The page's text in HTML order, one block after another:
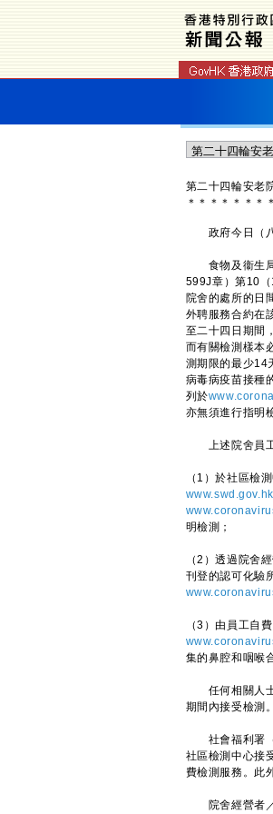
第二十四輪安老
＊ ＊ ＊ ＊ ＊ ＊ ＊ ＊
政府今日（八
食物及衞生局
599J章）第10
院舍的處所的日
外聘服務合約在
至二十四日期間
而有關檢測樣本
測期限的最少14
病毒病疫苗接種
列於
亦無須進行指明
上述院舍員工
（1）於社區檢
明檢測；
（2）透過院舍
刊登的認可化驗
（3）由員工自
集的鼻腔和咽喉
任何相關人士
期間內接受檢測
社會福利署（
社區檢測中心接
費檢測服務。此
院舍經營者／